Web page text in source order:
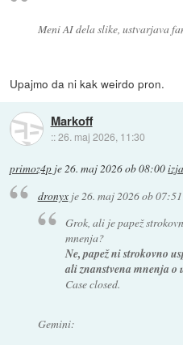
Meni AI dela slike, ustvarjava
Upajmo da ni kak weirdo pron.
Markoff
::26. maj 2026, 11:30
primoz4p je26. maj 2026 ob 08:00
dronyxje26. maj 2026 ob 07:51
Grok, ali je papež
mnenja?
Ne, papež ni strokovno
ali znanstvena mnenja
Case closed.
Gemini: